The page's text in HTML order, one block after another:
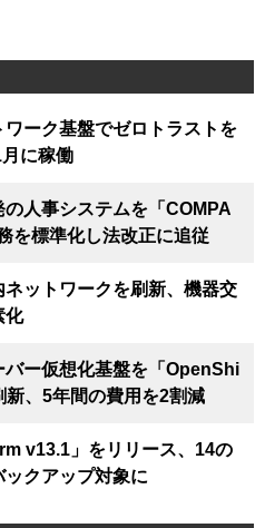
ーク基盤でゼロトラストを
に稼働
人事システムを「COMPA
を標準化し法改正に追従
ットワークを刷新、機器交
化
ー仮想化基盤を「OpenShi
、5年間の費用を2割減
v13.1」をリリース、14の
クアップ対象に